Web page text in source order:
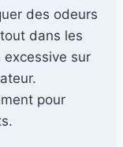
des odeurs
dans les
sur
pour